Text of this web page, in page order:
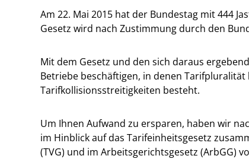
Am 22. Mai 2015 hat der Bundestag mit 444
Gesetz wird nach Zustimmung durch den
Mit dem Gesetz und den sich daraus
Betriebe beschäftigen, in denen
Tarifkollisionsstreitigkeiten besteht.
Um Ihnen Aufwand zu ersparen, haben wir
im Hinblick auf das Tarifeinheitsgesetz
(TVG) und im Arbeitsgerichtsgesetz (ArbGG)